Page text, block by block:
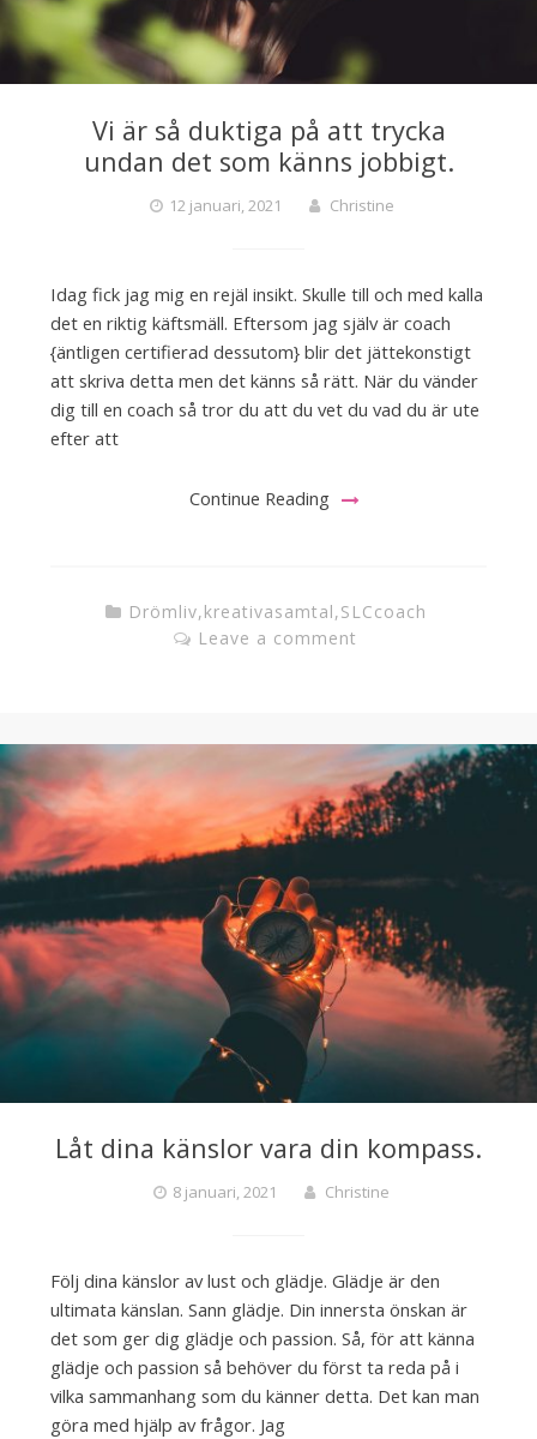
Vi är så duktiga på att trycka
undan det som känns jobbigt.
12 januari, 2021 Christine
Idag fick jag mig en rejäl insikt. Skulle till och med kalla
det en riktig käftsmäll. Eftersom jag själv är coach
{äntligen certifierad dessutom} blir det jättekonstigt
att skriva detta men det känns så rätt. När du vänder
dig till en coach så tror du att du vet du vad du är ute
efter att
Continue Reading
Drömliv,kreativasamtal,SLCcoach
Leave a comment
Låt dina känslor vara din kompass.
8 januari, 2021 Christine
Följ dina känslor av lust och glädje. Glädje är den
ultimata känslan. Sann glädje. Din innersta önskan är
det som ger dig glädje och passion. Så, för att känna
glädje och passion så behöver du först ta reda på i
vilka sammanhang som du känner detta. Det kan man
göra med hjälp av frågor. Jag